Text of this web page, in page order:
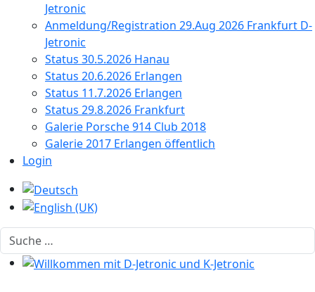
Jetronic
Anmeldung/Registration 29.Aug 2026 Frankfurt D-
Jetronic
Status 30.5.2026 Hanau
Status 20.6.2026 Erlangen
Status 11.7.2026 Erlangen
Status 29.8.2026 Frankfurt
Galerie Porsche 914 Club 2018
Galerie 2017 Erlangen öffentlich
Login
Sprache auswählen
Suchen